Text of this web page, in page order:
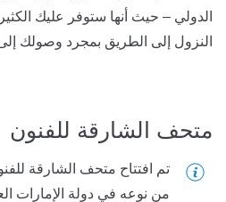
الدولي – حيث أنها ستوفر عليك
النزول إلى الطريق بمجرد وصولك
متحف الشارقة للفنون
من نوعه في دولة الإمارات